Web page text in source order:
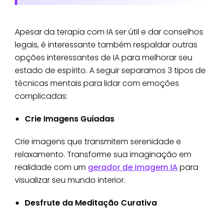
Apesar da terapia com IA ser útil e dar conselhos
legais, é interessante também respaldar outras
opções interessantes de IA para melhorar seu
estado de espírito. A seguir separamos 3 tipos de
técnicas mentais para lidar com emoções
complicadas:
Crie Imagens Guiadas
Crie imagens que transmitem serenidade e
relaxamento. Transforme sua imaginação em
realidade com um gerador de imagem IApara
visualizar seu mundo interior.
Desfrute da Meditação Curativa